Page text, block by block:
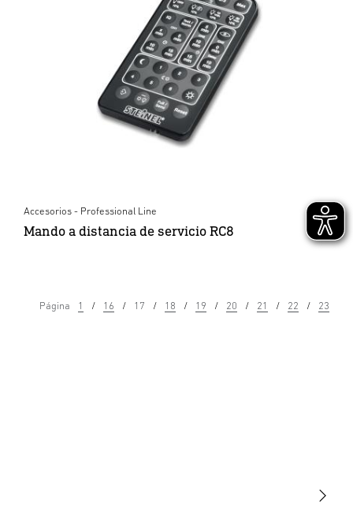
Accesorios - Professional Line
Mando a distancia de servicio RC8
Página 1 16 17 18 19 20 21 22 23